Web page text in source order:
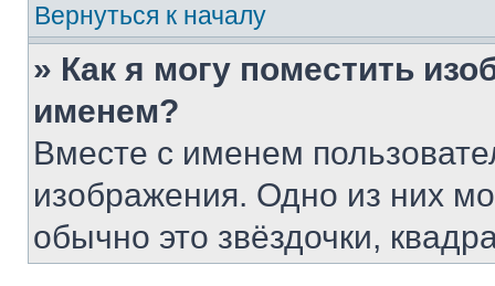
Вернуться к началу
» Как я могу поместить
именем?
Вместе с именем
изображения. Одно из них
обычно это звёздочки,